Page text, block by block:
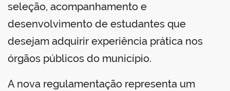
seleção, acompanhamento e
desenvolvimento de estudantes que
desejam adquirir experiência prática nos
órgãos públicos do município.
A nova regulamentação representa um